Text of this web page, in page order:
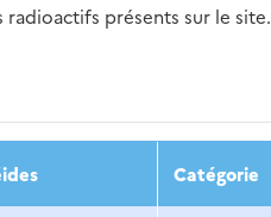
radioactifs présents sur le site.
2021 2022
Catégorie